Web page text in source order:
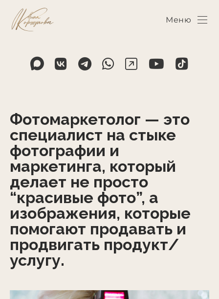
Меню
Фотомаркетолог — это
специалист на стыке
фотографии и
маркетинга, который
делает не просто
“красивые фото”, а
изображения, которые
помогают продавать и
продвигать продукт/
услугу.